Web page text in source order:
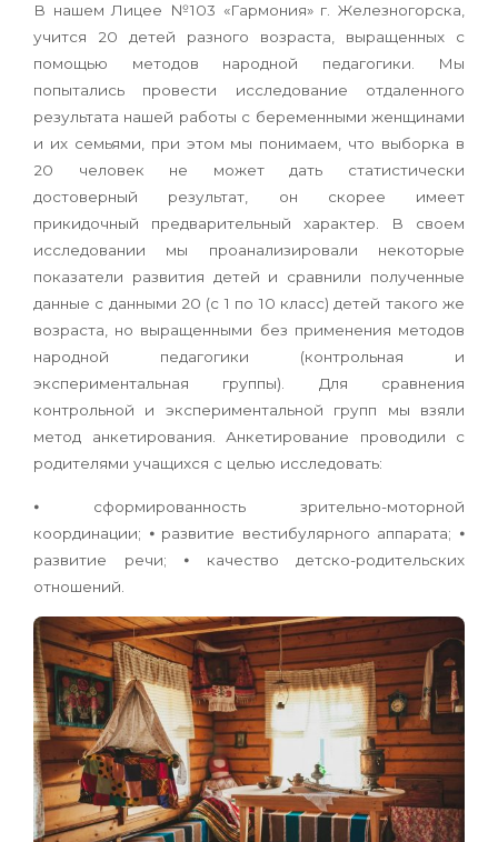
В нашем Лицее №103 «Гармония» г. Железно­горска,
учится 20 детей разного возраста, выра­щенных с
помощью методов народной педаго­гики. Мы
попытались провести исследование отдаленного
результата нашей работы с бере­менными женщинами
и их семьями, при этом мы понимаем, что выборка в
20 человек не может дать статистически
достоверный результат, он скорее имеет
прикидочный предварительный характер. В своем
исследовании мы проанали­зировали некоторые
показатели развития детей и сравнили полученные
данные с данными 20 (с 1 по 10 класс) детей такого же
возраста, но вы­ращенными без применения методов
народной педагогики (контрольная и
экспериментальная группы). Для сравнения
контрольной и экспе­риментальной групп мы взяли
метод анкетиро­вания. Анкетирование проводили с
родителями учащихся с целью исследовать:
⦁ сформированность зрительно-моторной
координации; ⦁ развитие вестибулярного аппарата; ⦁
развитие речи; ⦁ качество детско-родительских
отношений.